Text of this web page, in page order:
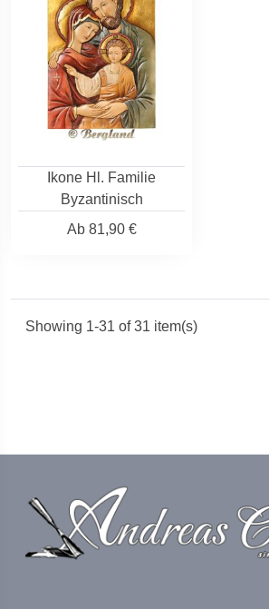
Ikone Hl. Familie
Byzantinisch
Ab81,90 €
Showing 1-31 of 31 item(s)